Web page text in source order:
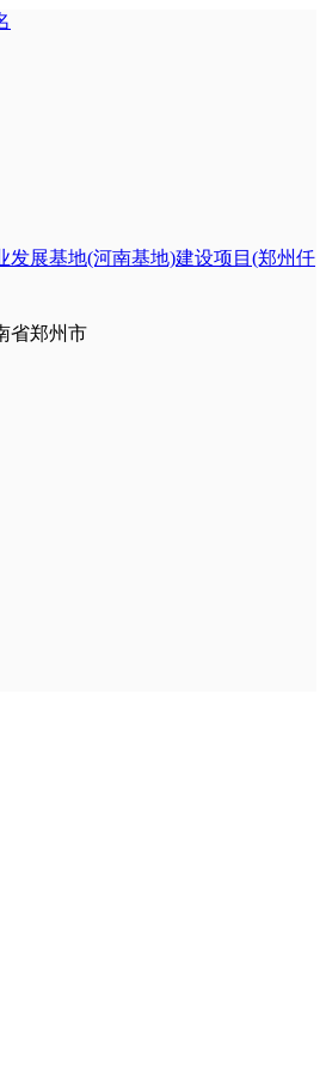
发展基地(河南基地)建设项目(郑州仟
省郑州市